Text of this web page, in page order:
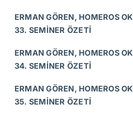
ERMAN GÖREN, HOMEROS
33. SEMİNER ÖZETİ
ERMAN GÖREN, HOMEROS
34. SEMİNER ÖZETİ
ERMAN GÖREN, HOMEROS
35. SEMİNER ÖZETİ